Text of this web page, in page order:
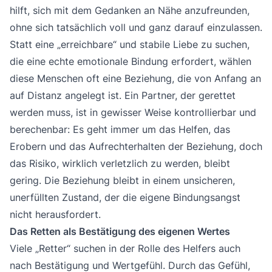
hilft, sich mit dem Gedanken an Nähe anzufreunden,
ohne sich tatsächlich voll und ganz darauf einzulassen.
Statt eine „erreichbare“ und stabile Liebe zu suchen,
die eine echte emotionale Bindung erfordert, wählen
diese Menschen oft eine Beziehung, die von Anfang an
auf Distanz angelegt ist. Ein Partner, der gerettet
werden muss, ist in gewisser Weise kontrollierbar und
berechenbar: Es geht immer um das Helfen, das
Erobern und das Aufrechterhalten der Beziehung, doch
das Risiko, wirklich verletzlich zu werden, bleibt
gering. Die Beziehung bleibt in einem unsicheren,
unerfüllten Zustand, der die eigene Bindungsangst
nicht herausfordert.
Das Retten als Bestätigung des eigenen Wertes
Viele „Retter“ suchen in der Rolle des Helfers auch
nach Bestätigung und Wertgefühl. Durch das Gefühl,